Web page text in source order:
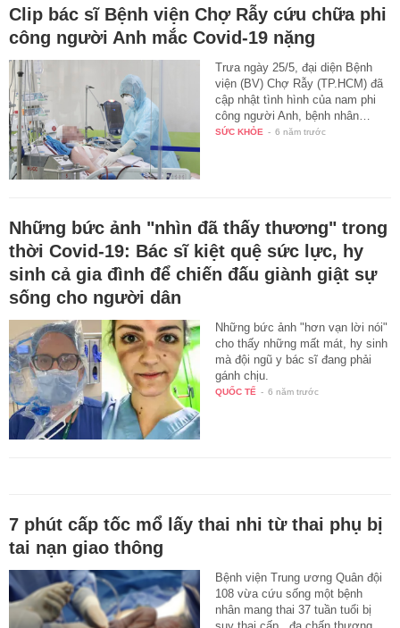
Clip bác sĩ Bệnh viện Chợ Rẫy cứu chữa phi
công người Anh mắc Covid-19 nặng
Trưa ngày 25/5, đại diện Bệnh
viện (BV) Chợ Rẫy (TP.HCM) đã
cập nhật tình hình của nam phi
công người Anh, bệnh nhân…
SỨC KHỎE - 6 năm trước
Những bức ảnh "nhìn đã thấy thương" trong
thời Covid-19: Bác sĩ kiệt quệ sức lực, hy
sinh cả gia đình để chiến đấu giành giật sự
sống cho người dân
Những bức ảnh "hơn vạn lời nói"
cho thấy những mất mát, hy sinh
mà đội ngũ y bác sĩ đang phải
gánh chịu.
QUỐC TẾ - 6 năm trước
7 phút cấp tốc mổ lấy thai nhi từ thai phụ bị
tai nạn giao thông
Bệnh viện Trung ương Quân đội
108 vừa cứu sống một bệnh
nhân mang thai 37 tuần tuổi bị